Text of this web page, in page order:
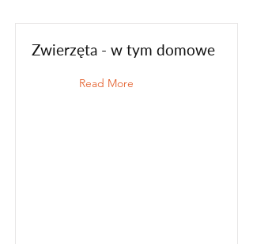
Zwierzęta - w tym domowe
Read More